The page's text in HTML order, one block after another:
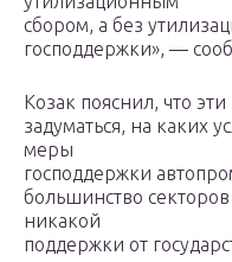
сбором, а без
господдержки», —
Козак пояснил, что
задуматься, на каких
меры
господдержки
большинство
никакой
поддержки от